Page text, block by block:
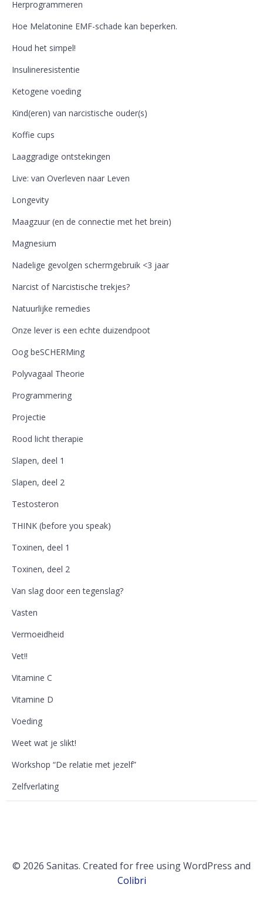
Herprogrammeren
Hoe Melatonine EMF-schade kan beperken.
Houd het simpel!
Insulineresistentie
Ketogene voeding
Kind(eren) van narcistische ouder(s)
Koffie cups
Laaggradige ontstekingen
Live: van Overleven naar Leven
Longevity
Maagzuur (en de connectie met het brein)
Magnesium
Nadelige gevolgen schermgebruik <3 jaar
Narcist of Narcistische trekjes?
Natuurlijke remedies
Onze lever is een echte duizendpoot
Oog beSCHERMing
Polyvagaal Theorie
Programmering
Projectie
Rood licht therapie
Slapen, deel 1
Slapen, deel 2
Testosteron
THINK (before you speak)
Toxinen, deel 1
Toxinen, deel 2
Van slag door een tegenslag?
Vasten
Vermoeidheid
Vet!!
Vitamine C
Vitamine D
Voeding
Weet wat je slikt!
Workshop “De relatie met jezelf”
Zelfverlating
© 2026 Sanitas. Created for free using WordPress and
Colibri